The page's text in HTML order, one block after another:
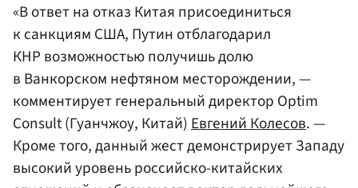
«В ответ на отказ Китая присоединиться
к санкциям США, Путин отблагодарил
КНР возможностью получишь долю
в Ванкорском нефтяном месторождении, —
комментирует генеральный директор Optim
Consult (Гуанчжоу, Китай)Евгений Колесов. —
Кроме того, данный жест демонстрирует Западу
высокий уровень российско-китайских